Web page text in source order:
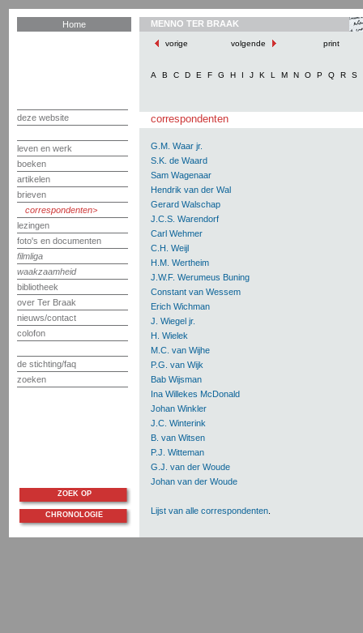
Home
deze website
leven en werk
boeken
artikelen
brieven
correspondenten
lezingen
foto's en documenten
filmliga
waakzaamheid
bibliotheek
over Ter Braak
nieuws/contact
colofon
de stichting/faq
zoeken
MENNO TER BRAAK
vorige volgende print
A B C D E F G H I J K L M N O P Q R S
correspondenten
G.M. Waar jr.
S.K. de Waard
Sam Wagenaar
Hendrik van der Wal
Gerard Walschap
J.C.S. Warendorf
Carl Wehmer
C.H. Weijl
H.M. Wertheim
J.W.F. Werumeus Buning
Constant van Wessem
Erich Wichman
J. Wiegel jr.
H. Wielek
M.C. van Wijhe
P.G. van Wijk
Bab Wijsman
Ina Willekes McDonald
Johan Winkler
J.C. Winterink
B. van Witsen
P.J. Witteman
G.J. van der Woude
Johan van der Woude
Lijst van alle correspondenten
ZOEK OP
CHRONOLOGIE